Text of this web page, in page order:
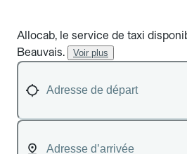
Allocab, le service de taxi
Beauvais.
Voir plus